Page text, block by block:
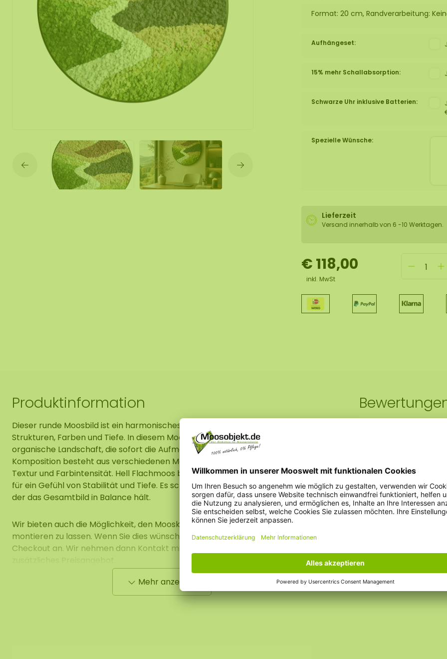
Mobile und flexible Mooswand
Moos Spiegel
Format: 20 cm, Randverarbeitung:
Aufhängeset:
15% mehr Schallabsorption:
Schwarze Uhr inklusive Batterien:
Spezielle Wünsche:
Lieferzeit
Versand innerhalb von 6 -10 Werktagen.
€ 118,00
inkl. MwSt
Produktinformation
Dieser runde Moosbild ist ein harmonisches Zusammenspiel aus natürlichen
Strukturen, Farben und Tiefe. In diesem Moosbild entfaltet sich eine
organische Landschaft, die sofort die Aufmerksamkeit auf sich zieht. Die
Komposition besteht aus verschiedenen Moosarten, jede mit ihrer eigenen
Textur und Farbintensität. Hell Flachmoos bildet eine ruhige Basis und sorgt
für ein Gefühl von Stabilität und Tiefe. Es schafft einen visuellen Ankerpunkt,
der das Gesamtbild in Balance hält.
Wir bieten auch die Möglichkeit, den Mooskreis von unserem Montageteam
montieren zu lassen. Wenn Sie dies wünschen, geben Sie dies bitte beim
Checkout an. Wir nehmen dann Kontakt mit Ihnen auf und senden Ihnen ein
Auf dem Bild ist das Muster eines Mooskreises mit einem Durchmesser von
1,00 m zu sehen. Da es sich um ein Naturprodukt handelt, ist jedes Moosbild
Mehr anzeigen
Die
Eine Rezension